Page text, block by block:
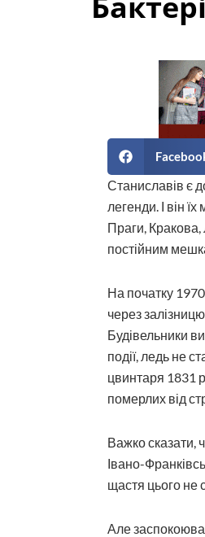
Станиславів є
легенди. І він
Праги,
постійним
На початку
через
Будівельники
події, ледь не
цвинтаря 1831
померлих від
Важко сказати,
Івано-
щастя цього не
Але